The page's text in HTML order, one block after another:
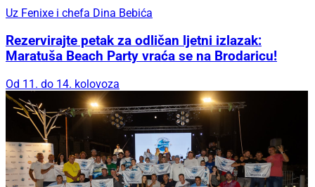
Uz Fenixe i chefa Dina Bebića
Rezervirajte petak za odličan ljetni izlazak:
Maratuša Beach Party vraća se na Brodaricu!
Od 11. do 14. kolovoza